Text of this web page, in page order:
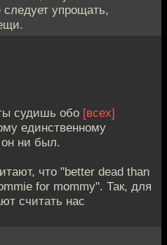
упрощать,
судишь обо [всех]
единственному
ни был.
что "better dead than
for mommy". Так, для
считать нас